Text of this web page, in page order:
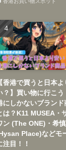
香港で買うと日本よ
？】買い物に行こう
にしかないブランド
は？K11 MUSEA・
ン (The ONE)・希
Place)などモ
注目！！